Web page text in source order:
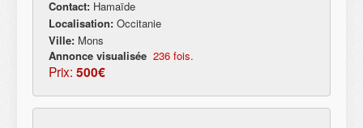
Contact: Hamaïde
Localisation: Occitanie
Ville: Mons
Annonce visualisée 236 fois.
Prix: 500€